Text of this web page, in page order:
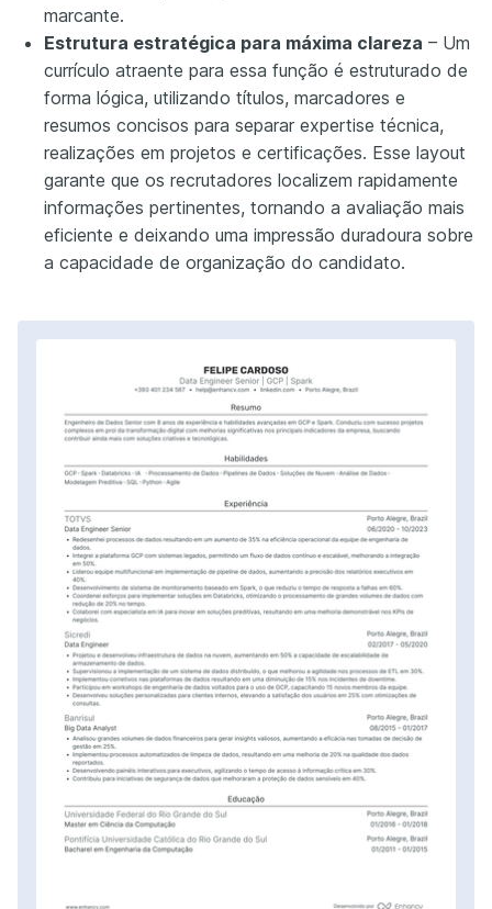
marcante.
Estrutura estratégica para máxima clareza – Um
currículo atraente para essa função é estruturado de
forma lógica, utilizando títulos, marcadores e
resumos concisos para separar expertise técnica,
realizações em projetos e certificações. Esse layout
garante que os recrutadores localizem rapidamente
informações pertinentes, tornando a avaliação mais
eficiente e deixando uma impressão duradoura sobre
a capacidade de organização do candidato.